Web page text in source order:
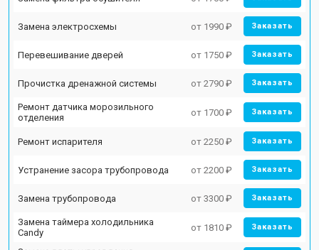
Замена электросхемы от 1990 ₽ Заказать
Перевешивание дверей от 1750 ₽ Заказать
Прочистка дренажной системы от 2790 ₽ Заказать
Ремонт датчика морозильного
отделения
от 1700 ₽ Заказать
Ремонт испарителя от 2250 ₽ Заказать
Устранение засора трубопровода от 2200 ₽ Заказать
Замена трубопровода от 3300 ₽ Заказать
Замена таймера холодильника
Candy
от 1810 ₽ Заказать